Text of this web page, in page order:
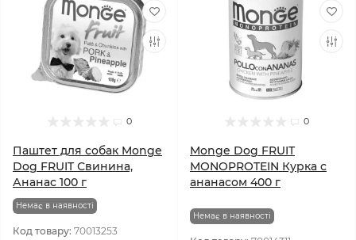
0
Паштет для собак Monge
Dog FRUIT Свинина,
Ананас 100 г
Немає в наявності
Код товару: 70013253
0
Monge Dog FRUIT
MONOPROTEIN Курка с
ананасом 400 г
Немає в наявності